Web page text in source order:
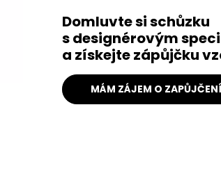
Domluvte si schůzku
s designérovým
a získejte zápůjčku
MÁM ZÁJEM O